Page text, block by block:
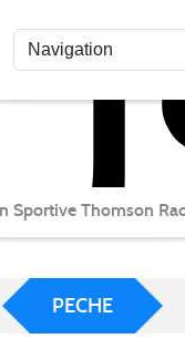
Sportive Thomson
PECHE
cookies